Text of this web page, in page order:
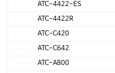
ATC-4422-ES
ATC-4422R
ATC-C420
ATC-C642
ATC-A800